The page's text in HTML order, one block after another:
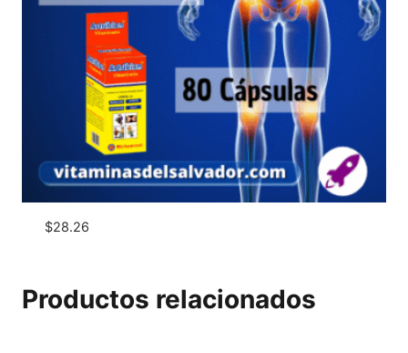
$28.26
Productos relacionados